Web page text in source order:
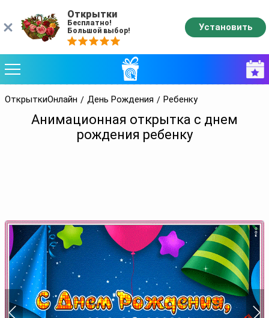
ОткрыткиОнлайн День Рождения Ребенку
Анимационная открытка с днем
рождения ребенку
Открытки
Бесплатно!
Большой выбор!
Установить